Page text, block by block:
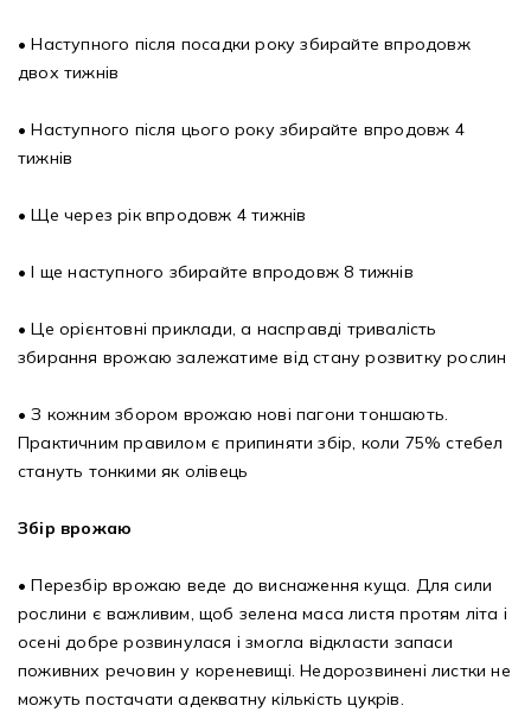
• Наступного після посадки року збирайте впродовж
двох тижнів
• Наступного після цього року збирайте впродовж 4
тижнів
• Ще через рік впродовж 4 тижнів
• І ще наступного збирайте впродовж 8 тижнів
• Це орієнтовні приклади, а насправді тривалість
збирання врожаю залежатиме від стану розвитку рослин
• З кожним збором врожаю нові пагони тоншають.
Практичним правилом є припиняти збір, коли 75% стебел
стануть тонкими як олівець
Збір врожаю
• Перезбір врожаю веде до виснаження куща. Для сили
рослини є важливим, щоб зелена маса листя протям літа і
осені добре розвинулася і змогла відкласти запаси
поживних речовин у кореневищі. Недорозвинені листки не
можуть постачати адекватну кількість цукрів.